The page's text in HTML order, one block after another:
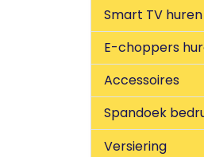
Smart TV huren
E-choppers
Accessoires
Spandoek
Versiering